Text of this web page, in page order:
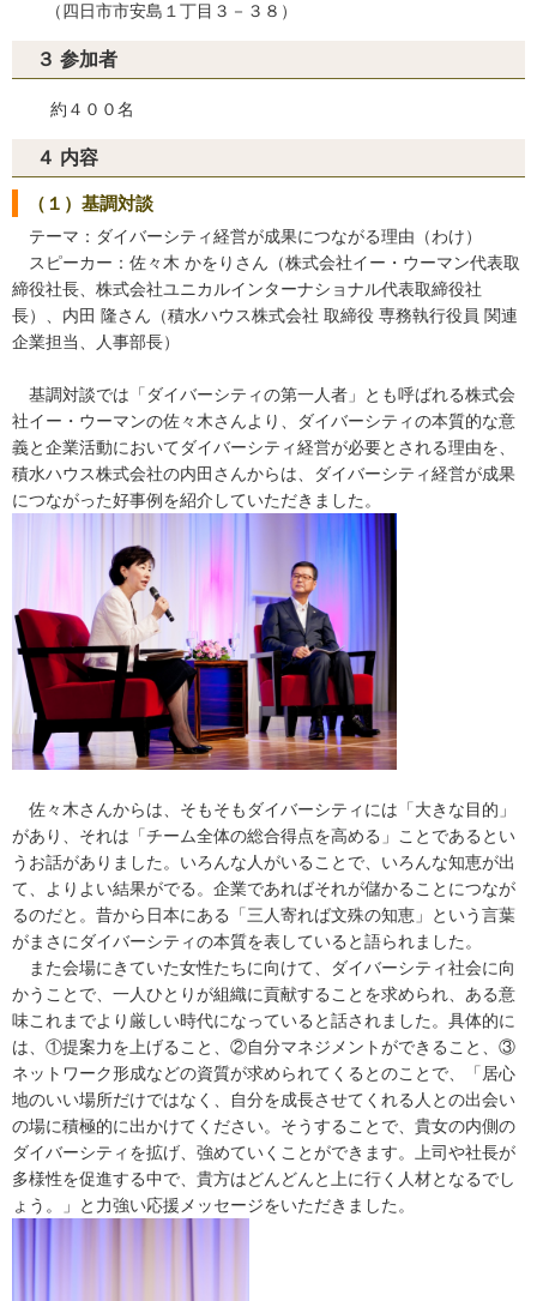
（四日市市安島１丁目３－３８）
３ 参加者
約４００名
４ 内容
（１）基調対談
テーマ：ダイバーシティ経営が成果につながる理由（わけ）
スピーカー：佐々木 かをりさん（株式会社イー・ウーマン代表取
締役社長、株式会社ユニカルインターナショナル代表取締役社
長）、内田 隆さん（積水ハウス株式会社 取締役 専務執行役員 関連
企業担当、人事部長）
基調対談では「ダイバーシティの第一人者」とも呼ばれる株式会
社イー・ウーマンの佐々木さんより、ダイバーシティの本質的な意
義と企業活動においてダイバーシティ経営が必要とされる理由を、
積水ハウス株式会社の内田さんからは、ダイバーシティ経営が成果
につながった好事例を紹介していただきました。
佐々木さんからは、そもそもダイバーシティには「大きな目的」
があり、それは「チーム全体の総合得点を高める」ことであるとい
うお話がありました。いろんな人がいることで、いろんな知恵が出
て、よりよい結果がでる。企業であればそれが儲かることにつなが
るのだと。昔から日本にある「三人寄れば文殊の知恵」という言葉
がまさにダイバーシティの本質を表していると語られました。
また会場にきていた女性たちに向けて、ダイバーシティ社会に向
かうことで、一人ひとりが組織に貢献することを求められ、ある意
味これまでより厳しい時代になっていると話されました。具体的に
は、①提案力を上げること、②自分マネジメントができること、③
ネットワーク形成などの資質が求められてくるとのことで、「居心
地のいい場所だけではなく、自分を成長させてくれる人との出会い
の場に積極的に出かけてください。そうすることで、貴女の内側の
ダイバーシティを拡げ、強めていくことができます。上司や社長が
多様性を促進する中で、貴方はどんどんと上に行く人材となるでし
ょう。」と力強い応援メッセージをいただきました。